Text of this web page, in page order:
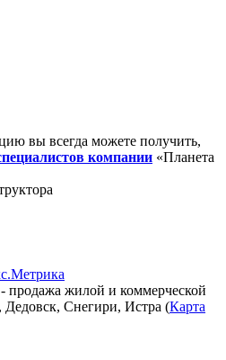
вы всегда можете получить,
компании «Планета
- продажа жилой и коммерческой
Снегири, Истра (Карта